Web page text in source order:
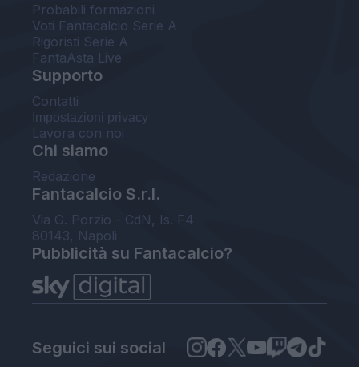
Probabili formazioni
Voti Fantacalcio Serie A
Rigoristi Serie A
FantaAsta Live
Supporto
Contatti
Impostazioni privacy
Lavora con noi
Chi siamo
Redazione
Fantacalcio S.r.l.
Via G. Porzio - CdN, Is. F4
80143, Napoli
Pubblicità su Fantacalcio?
Seguici sui social